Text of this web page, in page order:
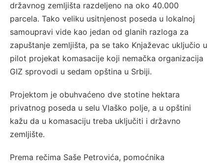
državnog zemljišta razdeljeno na oko 40.000
parcela. Tako veliku usitnjenost poseda u lokalnoj
samoupravi vide kao jedan od glanih razloga za
zapuštanje zemljišta, pa se tako Knjaževac uključio u
pilot projekat komasacije koji nemačka organizacija
GIZ sprovodi u sedam opština u Srbiji.
Projektom je obuhvaćeno dve stotine hektara
privatnog poseda u selu Vlaško polje, a u opštini
kažu da u komasaciju treba uključiti i državno
zemljište.
Prema rečima Saše Petrovića, pomoćnika